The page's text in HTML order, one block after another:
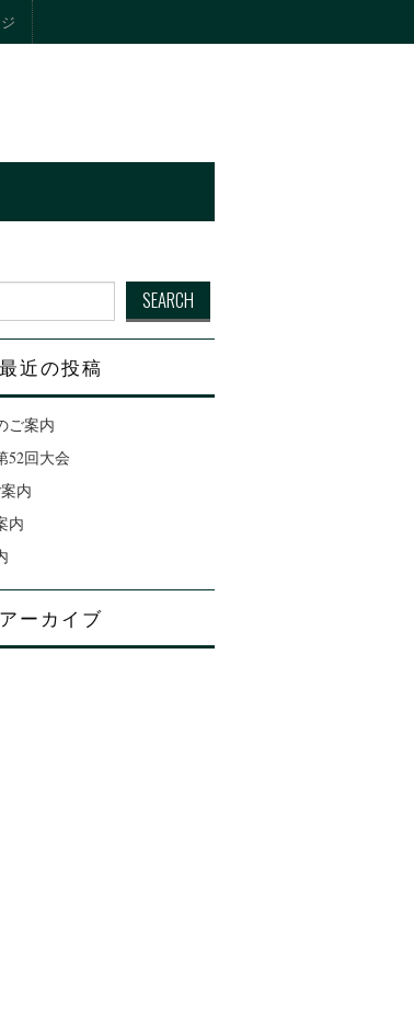
最近の投稿
ご案内
回大会
内
内
アーカイブ